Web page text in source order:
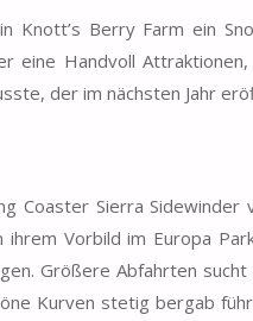
Knott’s Berry Farm ein
eine Handvoll
der im nächsten Jahr
Coaster Sierra Sidewinder
Vorbild im Europa
Größere Abfahrten
Kurven stetig bergab